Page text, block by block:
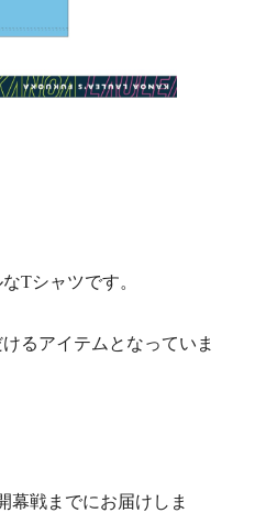
Tシャツです。
るアイテムとなっていま
幕戦までにお届けしま